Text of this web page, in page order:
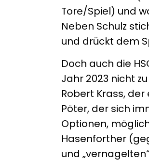
Tore/Spiel) und
Neben Schulz
und drückt dem
Doch auch die
Jahr 2023 nicht
Robert Krass,
Pöter, der sich
Optionen,
Hasenforther
und